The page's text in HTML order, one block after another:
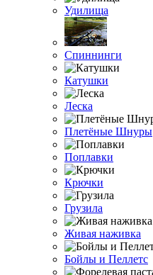
Удилища
Спиннинги
Катушки
Леска
Плетёные Шнуры
Поплавки
Крючки
Грузила
Живая наживка
Бойлы и Пеллетс